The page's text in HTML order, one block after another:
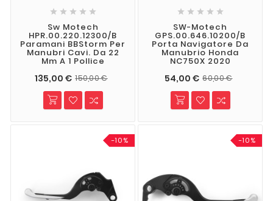
    
Sw Motech
HPR.00.220.12300/B
Paramani BBStorm Per
Manubri Cavi. Da 22
Mm A 1 Pollice
135,00 € 150,00 €
    
SW-Motech
GPS.00.646.10200/B
Porta Navigatore Da
Manubrio Honda
NC750X 2020
54,00 € 60,00 €
-10% -10%